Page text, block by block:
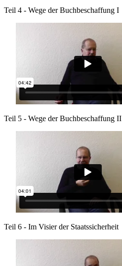
Teil 4 - Wege der Buchbeschaffung I
Teil 5 - Wege der Buchbeschaffung II
Teil 6 - Im Visier der Staatssicherheit